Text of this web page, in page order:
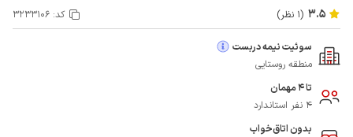
3.5 (1 نظر) کد: 3233106
سوئیت نیمه دربست
منطقه روستایی
تا 4 مهمان
4 نفر استاندارد
بدون اتاق‌خواب